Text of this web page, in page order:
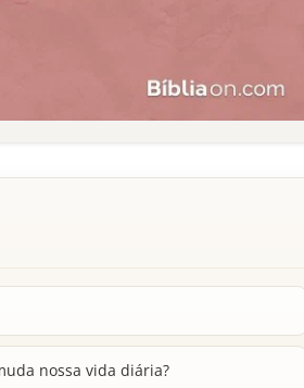
nossa vida diária?